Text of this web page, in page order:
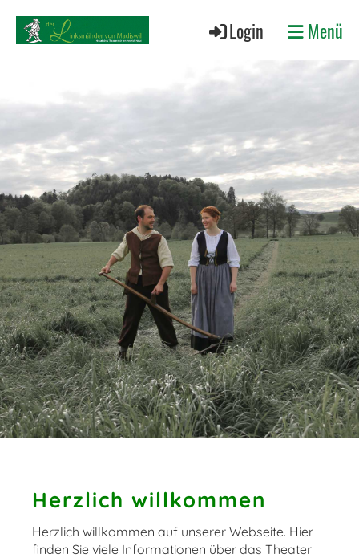
Login Menü
Herzlich willkommen
Herzlich willkommen auf unserer Webseite. Hier
finden Sie viele Informationen über das Theater